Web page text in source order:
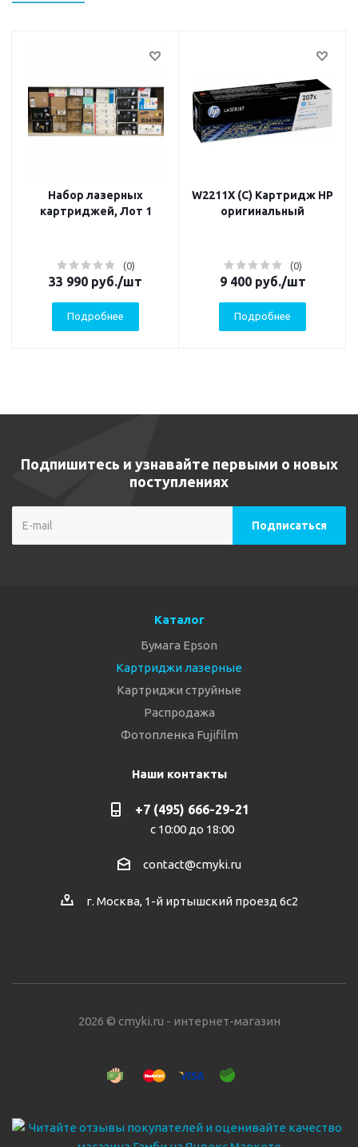
Набор лазерных
картриджей, Лот 1
(0)
33 990 руб./шт
Подробнее
W2211X (C) Картридж HP
оригинальный
(0)
9 400руб./шт
Подробнее
Подпишитесь и узнавайте первыми о новых
поступлениях
Каталог
Бумага Epson
Картриджи лазерные
Картриджи струйные
Распродажа
Фотопленка Fujifilm
Наши контакты
+7 (495) 666-29-21
с 10:00 до 18:00
contact@cmyki.ru
г. Москва, 1-й иртышский проезд 6с2
2026 © cmyki.ru - интернет-магазин